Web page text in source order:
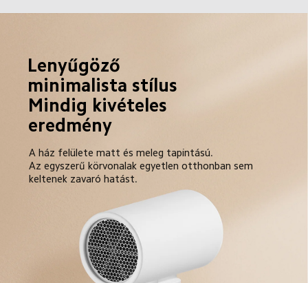
Lenyűgöző
minimalista stílus
Mindig kivételes
eredmény
A ház felülete matt és meleg tapintású.
Az egyszerű körvonalak egyetlen otthonban sem
keltenek zavaró hatást.